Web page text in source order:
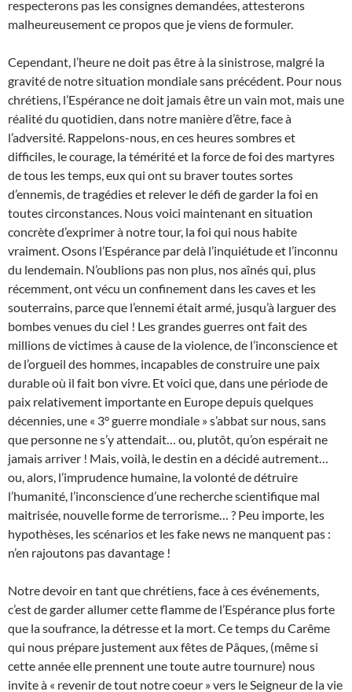
respecterons pas les consignes demandées, attesterons
malheureusement ce propos que je viens de formuler.
Cependant, l’heure ne doit pas être à la sinistrose, malgré la
gravité de notre situation mondiale sans précédent. Pour nous
chrétiens, l’Espérance ne doit jamais être un vain mot, mais une
réalité du quotidien, dans notre manière d’être, face à
l’adversité. Rappelons-nous, en ces heures sombres et
difficiles, le courage, la témérité et la force de foi des martyres
de tous les temps, eux qui ont su braver toutes sortes
d’ennemis, de tragédies et relever le défi de garder la foi en
toutes circonstances. Nous voici maintenant en situation
concrète d’exprimer à notre tour, la foi qui nous habite
vraiment. Osons l’Espérance par delà l’inquiétude et l’inconnu
du lendemain. N’oublions pas non plus, nos aînés qui, plus
récemment, ont vécu un confinement dans les caves et les
souterrains, parce que l’ennemi était armé, jusqu’à larguer des
bombes venues du ciel ! Les grandes guerres ont fait des
millions de victimes à cause de la violence, de l’inconscience et
de l’orgueil des hommes, incapables de construire une paix
durable où il fait bon vivre. Et voici que, dans une période de
paix relativement importante en Europe depuis quelques
décennies, une « 3° guerre mondiale » s’abbat sur nous, sans
que personne ne s’y attendait… ou, plutôt, qu’on espérait ne
jamais arriver ! Mais, voilà, le destin en a décidé autrement…
ou, alors, l’imprudence humaine, la volonté de détruire
l’humanité, l’inconscience d’une recherche scientifique mal
maitrisée, nouvelle forme de terrorisme… ? Peu importe, les
hypothèses, les scénarios et les fake news ne manquent pas :
n’en rajoutons pas davantage !
Notre devoir en tant que chrétiens, face à ces événements,
c’est de garder allumer cette flamme de l’Espérance plus forte
que la soufrance, la détresse et la mort. Ce temps du Carême
qui nous prépare justement aux fêtes de Pâques, (même si
cette année elle prennent une toute autre tournure) nous
invite à « revenir de tout notre coeur » vers le Seigneur de la vie